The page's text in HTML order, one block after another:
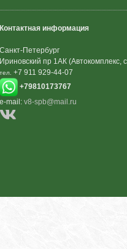
Контактная информация
Санкт-Петербург
Ириновский пр 1АК (Автокомплекс,
тел. +7 911 929-44-07
+79810173767
e-mail: v8-spb@mail.ru